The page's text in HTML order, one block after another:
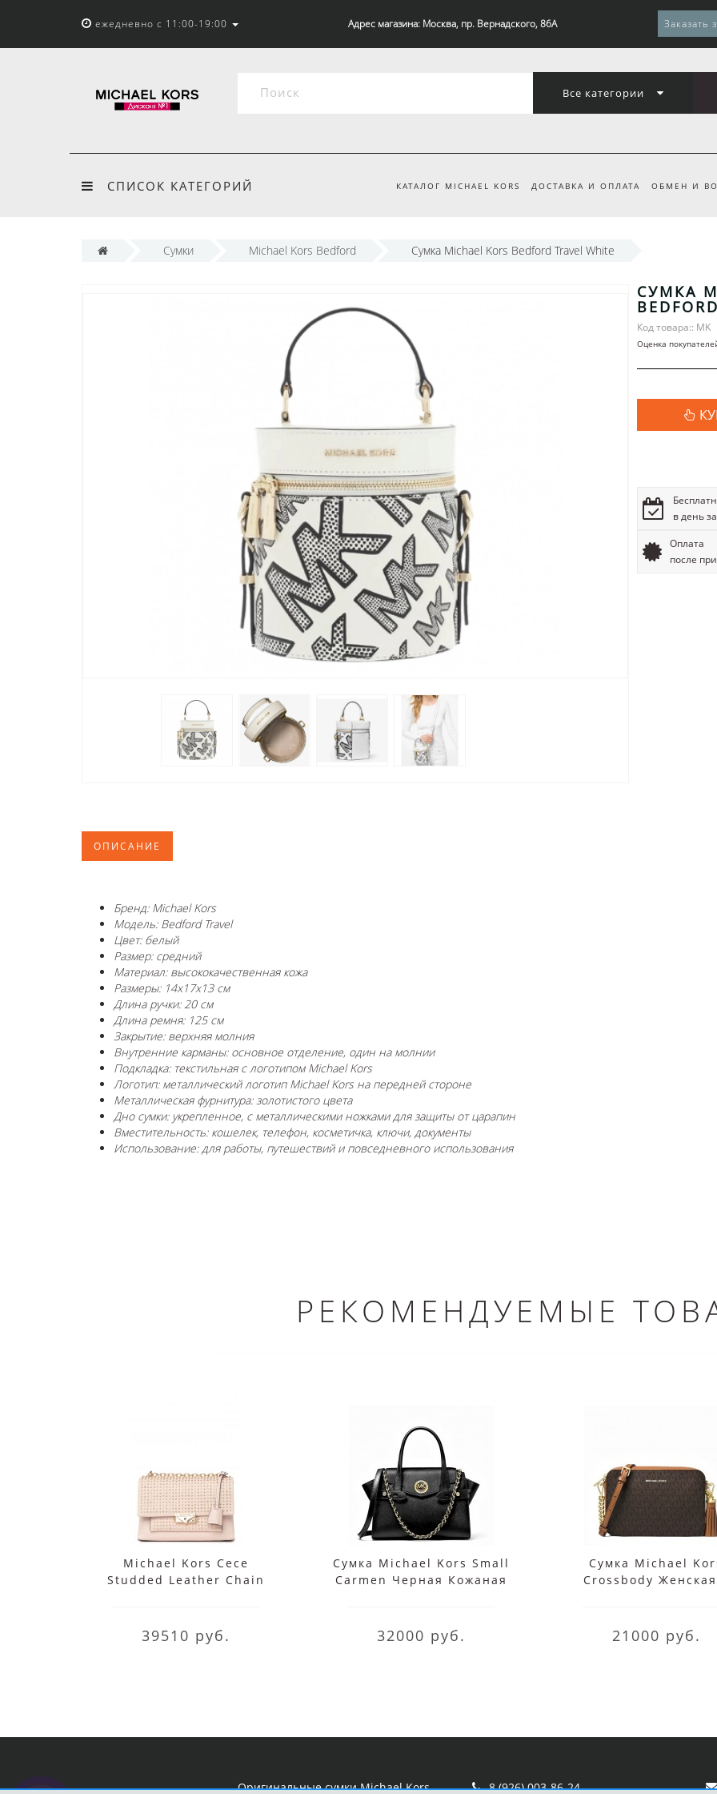
ежедневно с 11:00-19:00 Адрес магазина: Москва, пр. Вернадского, 86А Заказать
Все категории
СПИСОК КАТЕГОРИЙ КАТАЛОГ MICHAEL KORS ДОСТАВКА И ОПЛАТА ОБМЕН И
Сумки Michael Kors Bedford Сумка Michael Kors Bedford Travel White
СУМКА
Код товара:: MK
Оценка
в день
Оплата
после
ОПИСАНИЕ
Бренд: Michael Kors
Модель: Bedford Travel
Цвет: белый
Размер: средний
Материал: высококачественная кожа
Размеры: 14x17x13 см
Длина ручки: 20 см
Длина ремня: 125 см
Закрытие: верхняя молния
Внутренние карманы: основное отделение, один на молнии
Подкладка: текстильная с логотипом Michael Kors
Логотип: металлический логотип Michael Kors на передней стороне
Металлическая фурнитура: золотистого цвета
Дно сумки: укрепленное, с металлическими ножками для защиты от царапин
Вместительность: кошелек, телефон, косметичка, ключи, документы
Использование: для работы, путешествий и повседневного использования
РЕКОМЕНДУЕМЫЕ
Michael Kors Cece
Studded Leather Chain
39510 руб.
Сумка Michael Kors Small
Carmen Черная Кожаная
32000 руб.
Сумка Michael
Crossbody
21000 руб.
Оригинальные сумки Michael Kors 8 (926) 003-86-24